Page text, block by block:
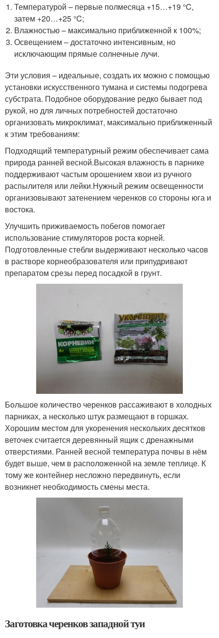
Температурой – первые полмесяца +15…+19 °C,
затем +20…+25 °C;
Влажностью – максимально приближенной к 100%;
Освещением – достаточно интенсивным, но
исключающим прямые солнечные лучи.
Эти условия – идеальные, создать их можно с помощью
установки искусственного тумана и системы подогрева
субстрата. Подобное оборудование редко бывает под
рукой, но для личных потребностей достаточно
организовать микроклимат, максимально приближенный
к этим требованиям:
Подходящий температурный режим обеспечивает сама
природа ранней весной.Высокая влажность в парнике
поддерживают частым орошением хвои из ручного
распылителя или лейки.Нужный режим освещенности
организовывают затенением черенков со стороны юга и
востока.
Улучшить приживаемость побегов помогает
использование стимуляторов роста корней.
Подготовленные стебли выдерживают несколько часов
в растворе корнеобразователя или припудривают
препаратом срезы перед посадкой в грунт.
Большое количество черенков рассаживают в холодных
парниках, а несколько штук размещают в горшках.
Хорошим местом для укоренения нескольких десятков
веточек считается деревянный ящик с дренажными
отверстиями. Ранней весной температура почвы в нём
будет выше, чем в расположенной на земле теплице. К
тому же контейнер несложно передвинуть, если
возникнет необходимость смены места.
Заготовка черенков западной туи